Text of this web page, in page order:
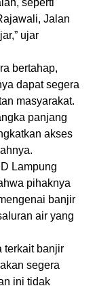
Jalan
ujar
bertahap,
dapat segera
masyarakat.
panjang
akses
Lampung
pihaknya
banjir
air yang
terkait banjir
segera
ini tidak